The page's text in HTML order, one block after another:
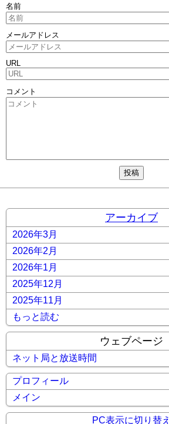
名前
メールアドレス
URL
コメント
アーカイブ
2026年3月
2026年2月
2026年1月
2025年12月
2025年11月
もっと読む
ウェブページ
ネット局と放送時間
プロフィール
メイン
PC表示に切り替え